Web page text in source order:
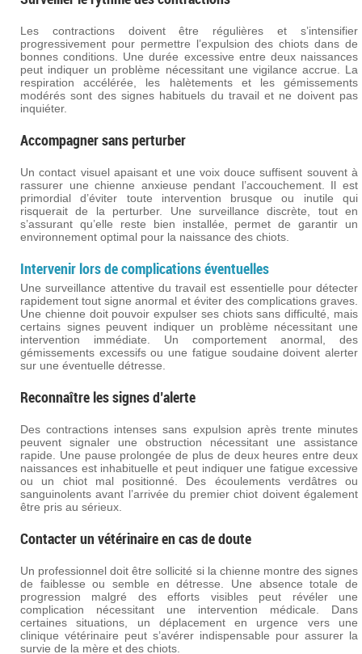
Les contractions doivent être régulières et s’intensifier
progressivement pour permettre l’expulsion des chiots dans de
bonnes conditions. Une durée excessive entre deux naissances
peut indiquer un problème nécessitant une vigilance accrue. La
respiration accélérée, les halètements et les gémissements
modérés sont des signes habituels du travail et ne doivent pas
inquiéter.
Accompagner sans perturber
Un contact visuel apaisant et une voix douce suffisent souvent à
rassurer une chienne anxieuse pendant l’accouchement. Il est
primordial d’éviter toute intervention brusque ou inutile qui
risquerait de la perturber. Une surveillance discrète, tout en
s’assurant qu’elle reste bien installée, permet de garantir un
environnement optimal pour la naissance des chiots.
Intervenir lors de complications éventuelles
Une surveillance attentive du travail est essentielle pour détecter
rapidement tout signe anormal et éviter des complications graves.
Une chienne doit pouvoir expulser ses chiots sans difficulté, mais
certains signes peuvent indiquer un problème nécessitant une
intervention immédiate. Un comportement anormal, des
gémissements excessifs ou une fatigue soudaine doivent alerter
sur une éventuelle détresse.
Reconnaître les signes d’alerte
Des contractions intenses sans expulsion après trente minutes
peuvent signaler une obstruction nécessitant une assistance
rapide. Une pause prolongée de plus de deux heures entre deux
naissances est inhabituelle et peut indiquer une fatigue excessive
ou un chiot mal positionné. Des écoulements verdâtres ou
sanguinolents avant l’arrivée du premier chiot doivent également
être pris au sérieux.
Contacter un vétérinaire en cas de doute
Un professionnel doit être sollicité si la chienne montre des signes
de faiblesse ou semble en détresse. Une absence totale de
progression malgré des efforts visibles peut révéler une
complication nécessitant une intervention médicale. Dans
certaines situations, un déplacement en urgence vers une
clinique vétérinaire peut s’avérer indispensable pour assurer la
survie de la mère et des chiots.